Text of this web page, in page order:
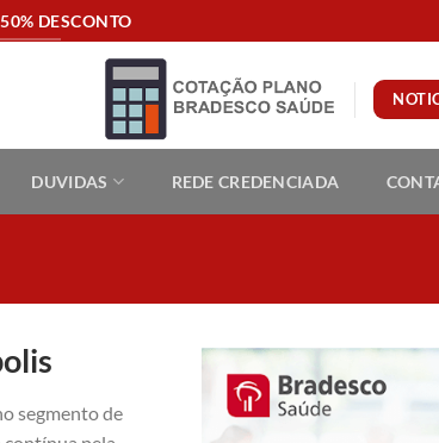
DESCONTO
DUVIDAS REDE CREDENCIADA
segmento de